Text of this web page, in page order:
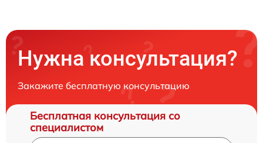
Нужна консультация?
Закажите бесплатную консультацию
Бесплатная консультация со
специалистом